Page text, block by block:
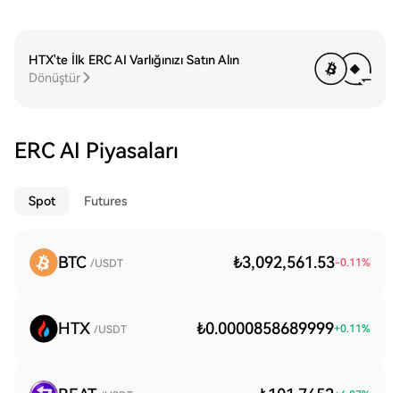
HTX'te İlk ERC AI Varlığınızı Satın Alın
Dönüştür
ERC AI Piyasaları
Spot Futures
BTC /USDT ₺3,092,561.53-0.11%
HTX /USDT ₺0.0000858689999+0.11%